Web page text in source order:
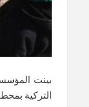
بينت
التركية